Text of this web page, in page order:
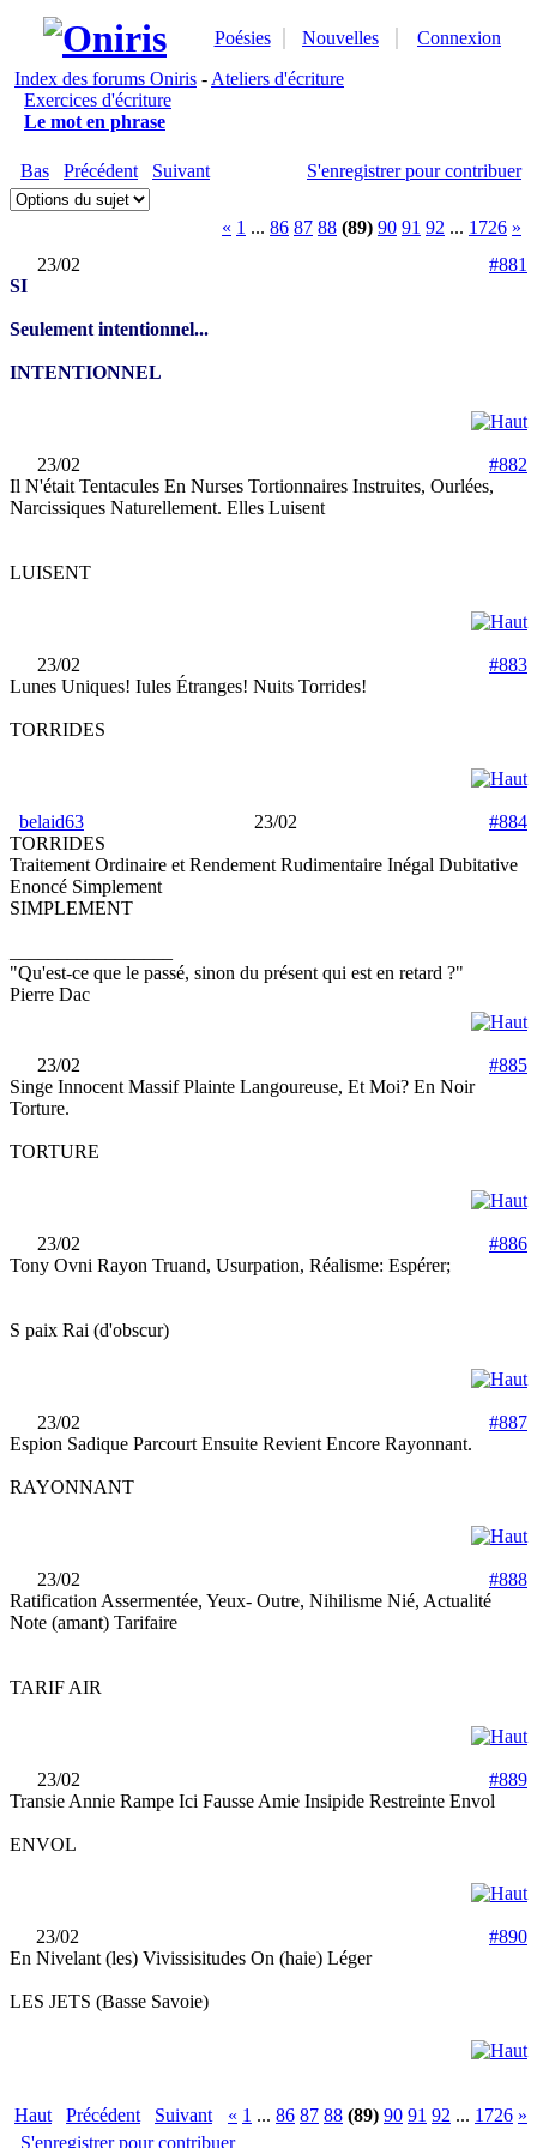
Poésies Nouvelles
Connexion
Index des forums Oniris - Ateliers d'écriture
Exercices d'écriture
Le mot en phrase
Bas Précédent Suivant S'enregistrer pour contribuer
« 1 ... 86 87 88 (89) 90 91 92 ... 1726 »
23/02
#881
SI
Seulement intentionnel...
INTENTIONNEL
23/02
#882
Il N'était Tentacules En Nurses Tortionnaires Instruites, Ourlées,
Narcissiques Naturellement. Elles Luisent
LUISENT
23/02
#883
Lunes Uniques! Iules Étranges! Nuits Torrides!
TORRIDES
belaid63 23/02
#884
TORRIDES
Traitement Ordinaire et Rendement Rudimentaire Inégal Dubitative
Enoncé Simplement
SIMPLEMENT
"Qu'est-ce que le passé, sinon du présent qui est en retard ?"
Pierre Dac
23/02
#885
Singe Innocent Massif Plainte Langoureuse, Et Moi? En Noir
Torture.
TORTURE
23/02
#886
Tony Ovni Rayon Truand, Usurpation, Réalisme: Espérer;
S paix Rai (d'obscur)
23/02
#887
Espion Sadique Parcourt Ensuite Revient Encore Rayonnant.
RAYONNANT
23/02
#888
Ratification Assermentée, Yeux- Outre, Nihilisme Nié, Actualité
Note (amant) Tarifaire
TARIF AIR
23/02
#889
Transie Annie Rampe Ici Fausse Amie Insipide Restreinte Envol
ENVOL
23/02
#890
En Nivelant (les) Vivissisitudes On (haie) Léger
LES JETS (Basse Savoie)
Haut Précédent Suivant « 1 ... 86 87 88 (89) 90 91 92 ... 1726 »
S'enregistrer pour contribuer